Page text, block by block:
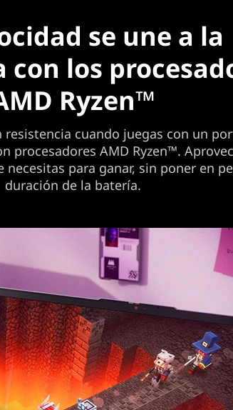
se une a la
con los
Ryzen™
resistencia cuando juegas con un
procesadores AMD Ryzen™.
para ganar, sin poner en
duración de la batería.